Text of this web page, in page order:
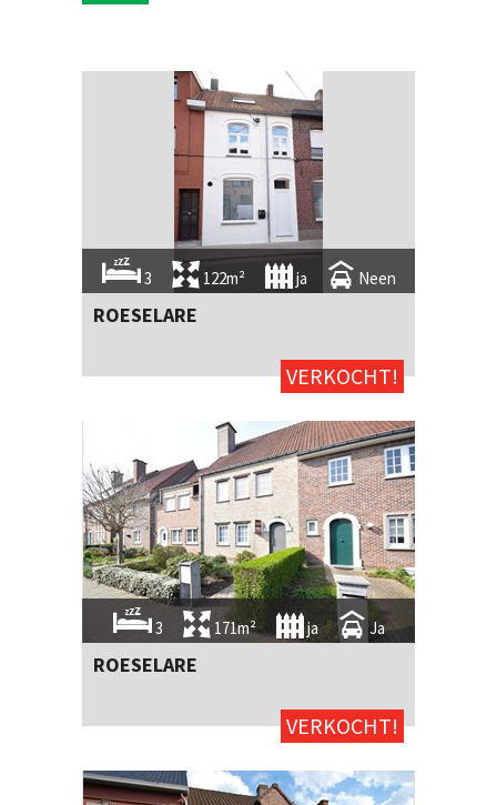
3 122m² ja Neen
ROESELARE
VERKOCHT!
3 171m² ja Ja
ROESELARE
VERKOCHT!